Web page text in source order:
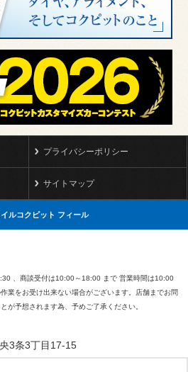
プライバシーポリシー
サイトマップ
ルコクピット フィール
、商談受付は10:00～18:00 まで 営業時間は10:00
業をお受け出来ない場合がございます。店舗までお問
が予想されます為、予めご了承ください。
3条3丁目17-15